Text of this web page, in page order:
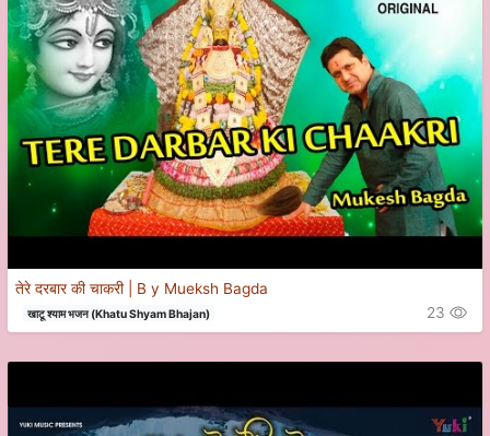
तेरे दरबार की चाकरी | B y Mueksh Bagda
खाटू श्याम भजन (Khatu Shyam Bhajan) 23